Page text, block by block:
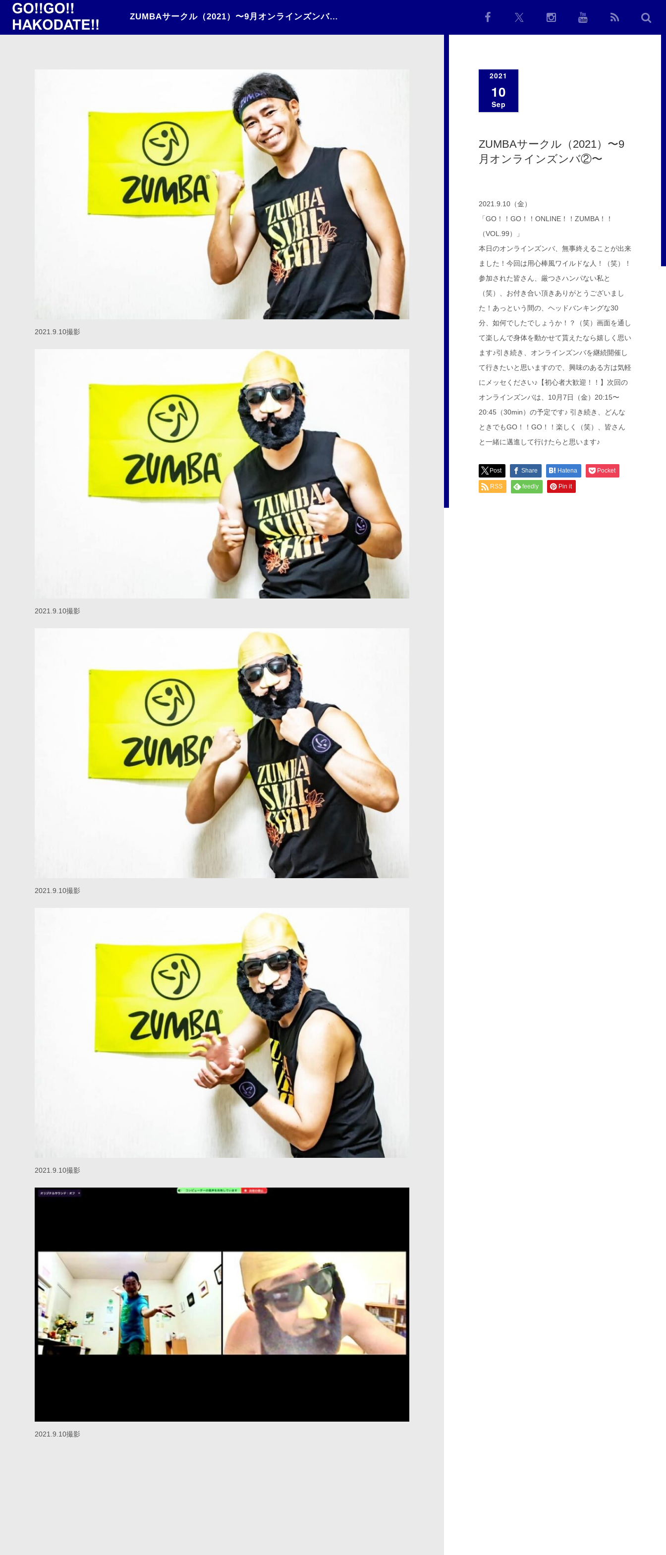
ZUMBAサークル（2021）〜9月オンラインズンバ②〜
2021.9.10撮影
2021.9.10撮影
2021.9.10撮影
2021.9.10撮影
2021.9.10撮影
2021
10
Sep
ZUMBAサークル（2021）〜9
月オンラインズンバ②〜
2021.9.10（金）
「GO！！GO！！ONLINE！！ZUMBA！！
（VOL.99）」
本日のオンラインズンバ、無事終えることが出来
ました！今回は用心棒風ワイルドな人！（笑）！
参加された皆さん、厳つさハンパない私と
（笑）、お付き合い頂きありがとうございまし
た！あっという間の、ヘッドバンキングな30
分、如何でしたでしょうか！？（笑）画面を通し
て楽しんで身体を動かせて貰えたなら嬉しく思い
ます♪引き続き、オンラインズンバを継続開催し
て行きたいと思いますので、興味のある方は気軽
にメッセください♪【初心者大歓迎！！】次回の
オンラインズンバは、10月7日（金）20:15〜
20:45（30min）の予定です♪ 引き続き、どんな
ときでもGO！！GO！！楽しく（笑）、皆さん
と一緒に邁進して行けたらと思います♪
Post Share Hatena Pocket
RSS feedly Pin it